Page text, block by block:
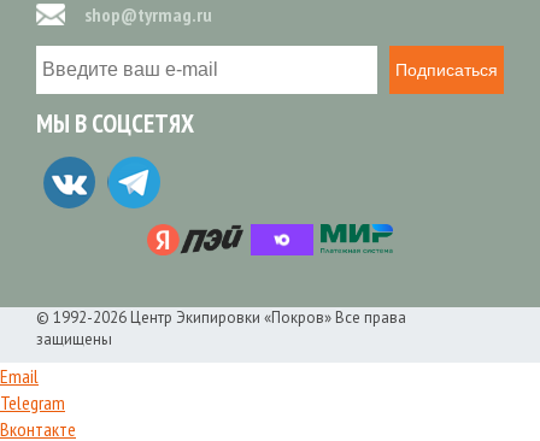
shop@tyrmag.ru
Подписаться
МЫ В СОЦСЕТЯХ
© 1992-2026 Центр Экипировки «Покров» Все права
защищены
Email
Telegram
Вконтакте